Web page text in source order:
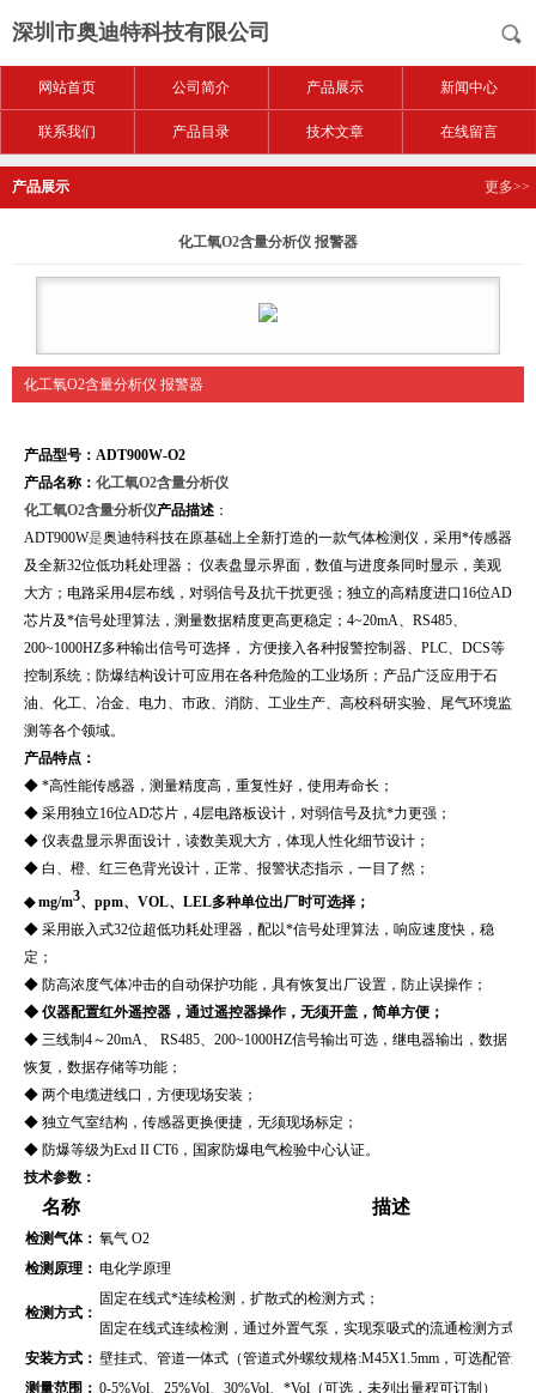
深圳市奥迪特科技有限公司
网站首页 公司简介 产品展示 新闻中心
联系我们 产品目录 技术文章 在线留言
产品展示 更多>>
化工氧O2含量分析仪 报警器
化工氧O2含量分析仪 报警器
产品型号：ADT900W-O2
产品名称： 化工氧O2含量分析仪
化工氧O2含量分析仪产品描述 ：
ADT900W是奥迪特科技在原基础上全新打造的一款气体检测仪，采用*传感器
及全新32位低功耗处理器； 仪表盘显示界面，数值与进度条同时显示，美观
大方；电路采用4层布线，对弱信号及抗干扰更强；独立的高精度进口16位AD
芯片及*信号处理算法，测量数据精度更高更稳定；4~20mA、RS485、
200~1000HZ多种输出信号可选择， 方便接入各种报警控制器、PLC、DCS等
控制系统；防爆结构设计可应用在各种危险的工业场所；产品广泛应用于石
油、化工、冶金、电力、市政、消防、工业生产、高校科研实验、尾气环境监
测等各个领域。
产品特点：
◆ *高性能传感器，测量精度高，重复性好，使用寿命长；
◆ 采用独立16位AD芯片，4层电路板设计，对弱信号及抗*力更强；
◆ 仪表盘显示界面设计，读数美观大方，体现人性化细节设计；
◆ 白、橙、红三色背光设计，正常、报警状态指示，一目了然；
◆ mg/m3、ppm、VOL、LEL多种单位出厂时可选择；
◆ 采用嵌入式32位超低功耗处理器，配以*信号处理算法，响应速度快，稳
定；
◆ 防高浓度气体冲击的自动保护功能，具有恢复出厂设置，防止误操作；
◆ 仪器配置红外遥控器，通过遥控器操作，无须开盖，简单方便；
◆ 三线制4～20mA、 RS485、200~1000HZ信号输出可选，继电器输出，数据
恢复，数据存储等功能；
◆ 两个电缆进线口，方便现场安装；
◆ 独立气室结构，传感器更换便捷，无须现场标定；
◆ 防爆等级为Exd II CT6，国家防爆电气检验中心认证。
技术参数：
名称 描述
检测气体： 氧气 O2
检测原理： 电化学原理
检测方式：
固定在线式*连续检测，扩散式的检测方式；
固定在线式连续检测，通过外置气泵，实现泵吸式的流通检测方式（
安装方式： 壁挂式、管道一体式（管道式外螺纹规格:M45X1.5mm，可选配管道
测量范围： 0-5%Vol 25%Vol、30%Vol、*Vol （可选，未列出量程可订制）